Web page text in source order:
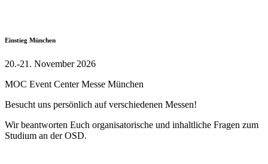
Einstieg München
20.-21. November 2026
MOC Event Center Messe München
Besucht uns persönlich auf verschiedenen Messen!
Wir beantworten Euch organisatorische und inhaltliche Fragen zum
Studium an der OSD.